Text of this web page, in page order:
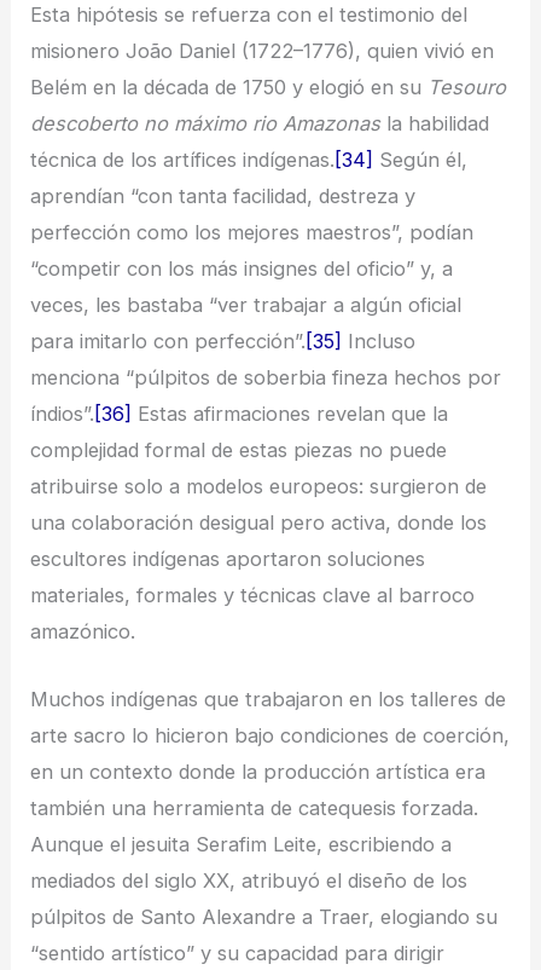
Esta hipótesis se refuerza con el testimonio del
misionero João Daniel (1722–1776), quien vivió en
Belém en la década de 1750 y elogió en su Tesouro
descoberto no máximo rio Amazonasla habilidad
técnica de los artífices indígenas. [34] Según él,
aprendían “con tanta facilidad, destreza y
perfección como los mejores maestros”, podían
“competir con los más insignes del oficio” y, a
veces, les bastaba “ver trabajar a algún oficial
para imitarlo con perfección”. [35] Incluso
menciona “púlpitos de soberbia fineza hechos por
índios”. [36] Estas afirmaciones revelan que la
complejidad formal de estas piezas no puede
atribuirse solo a modelos europeos: surgieron de
una colaboración desigual pero activa, donde los
escultores indígenas aportaron soluciones
materiales, formales y técnicas clave al barroco
amazónico.
Muchos indígenas que trabajaron en los talleres de
arte sacro lo hicieron bajo condiciones de coerción,
en un contexto donde la producción artística era
también una herramienta de catequesis forzada.
Aunque el jesuita Serafim Leite, escribiendo a
mediados del siglo XX, atribuyó el diseño de los
púlpitos de Santo Alexandre a Traer, elogiando su
“sentido artístico” y su capacidad para dirigir